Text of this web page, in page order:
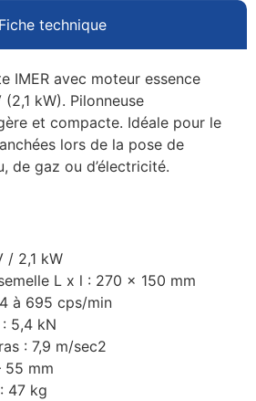
Fiche technique
IMER avec moteur essence
kW). Pilonneuse
et compacte. Idéale pour le
lors de la pose de
de gaz ou d’électricité.
/ 2,1 kW
L x l : 270 x 150 mm
à 695 cps/min
5,4 kN
: 7,9 m/sec2
55 mm
47 kg